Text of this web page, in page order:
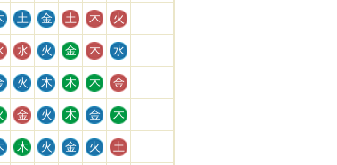
土 金 土 木 火
水 火 金 木 水
火 木 木 木 金
金 火 木 金 木
木 火 金 火 土